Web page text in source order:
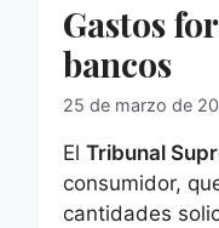
Gastos
bancos
25 de marzo de
El Tribunal
consumidor,
cantidades